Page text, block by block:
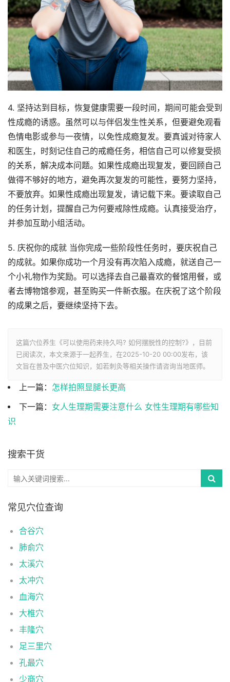
4. 坚持达到目标，恢复健康需要一段时间，期间可能会受到
性成瘾的诱惑。虽然可以与伴侣发生性关系，但要避免观看
色情电影或参与一夜情，以免性成瘾复发。要真诚对待家人
和医生，时刻记住自己的戒瘾任务，相信自己可以修复受损
的关系，解决成本问题。如果性成瘾出现复发，要回顾自己
做得不够好的地方，避免再次复发的可能性，要努力坚持，
不要放弃。如果性成瘾出现复发，请记载下来。要读取自己
的任务计划，提醒自己为何要戒除性成瘾。认真接受治疗，
并参加互助小组活动。
5. 庆祝你的成就 当你完成一些阶段性任务时，要庆祝自己
的成就。如果你成功一个月没有再次陷入成瘾，就送自己一
个小礼物作为奖励。可以选择去自己最喜欢的餐馆用餐，或
者去博物馆参观，甚至购买一件新衣服。在庆祝了这个阶段
的成果之后，要继续坚持下去。
这篇穴位养生《可以使用药来持久吗? 如何摆脱性的控制?》，目前
已阅读次，本文来源于一起养生，在2025-10-20 00:00发布，该
文旨在普及中医穴位知识，如若刺灸等相关操作请咨询当地医师。
上一篇： 怎样拍照显腿长更高
下一篇： 女人生理期需要注意什么 女性生理期有哪些知
识
搜索干货
常见穴位查询
合谷穴
肺俞穴
太溪穴
太冲穴
血海穴
大椎穴
丰隆穴
足三里穴
孔最穴
少商穴